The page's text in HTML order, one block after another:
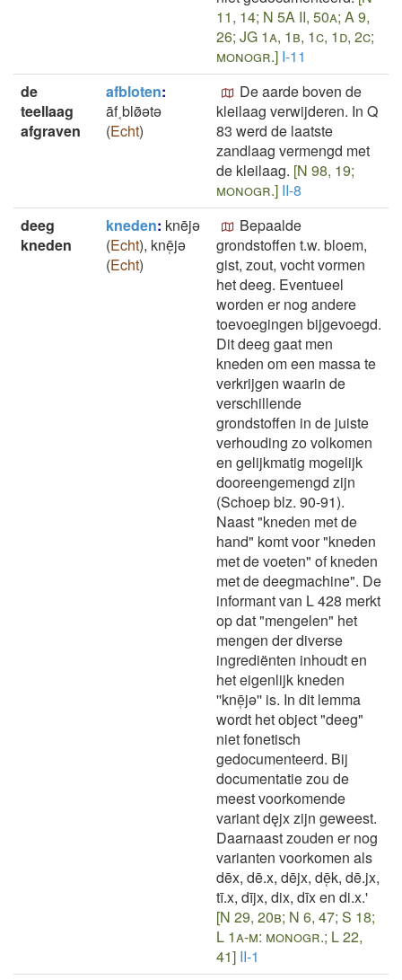
11, 14; N 5A II, 50a; A 9,
26; JG 1a, 1b, 1c, 1d, 2c;
monogr.] I-11
de
teellaag
afgraven
afbloten:
āf˱blø̄̄ǝtǝ
(Echt)
De aarde boven de
kleilaag verwijderen. In Q
83 werd de laatste
zandlaag vermengd met
de kleilaag. [N 98, 19;
monogr.] II-8
deeg
kneden
kneden: knējǝ
(Echt), knē̜jǝ
(Echt)
Bepaalde
grondstoffen t.w. bloem,
gist, zout, vocht vormen
het deeg. Eventueel
worden er nog andere
toevoegingen bijgevoegd.
Dit deeg gaat men
kneden om een massa te
verkrijgen waarin de
verschillende
grondstoffen in de juiste
verhouding zo volkomen
en gelijkmatig mogelijk
dooreengemengd zijn
(Schoep blz. 90-91).
Naast "kneden met de
hand" komt voor "kneden
met de voeten" of kneden
met de deegmachine". De
informant van L 428 merkt
op dat "mengelen" het
mengen der diverse
ingrediënten inhoudt en
het eigenlijk kneden
''knē̜jǝ'' is. In dit lemma
wordt het object "deeg"
niet fonetisch
gedocumenteerd. Bij
documentatie zou de
meest voorkomende
variant dęjx zijn geweest.
Daarnaast zouden er nog
varianten voorkomen als
dēx, dē.x, dējx, dē̜k, dē.jx,
tī.x, dījx, dix, dīx en di.x.'
[N 29, 20b; N 6, 47; S 18;
L 1a-m: monogr.; L 22,
41] II-1